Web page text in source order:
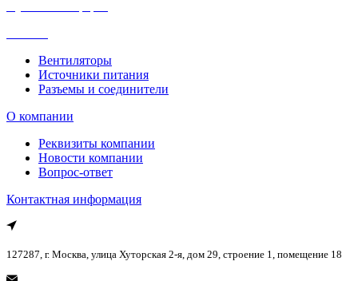
Вентиляторы
Источники питания
Разъемы и соединители
О компании
Реквизиты компании
Новости компании
Вопрос-ответ
Контактная информация
127287, г. Москва, улица Хуторская 2-я, дом 29, строение 1, помещение 18